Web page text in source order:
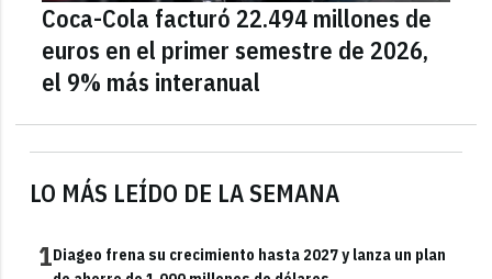
LO MÁS LEÍDO DE LA SEMANA
1Diageo frena su crecimiento hasta 2027 y lanza un plan
Coca-Cola facturó 22.494 millones de
euros en el primer semestre de 2026,
el 9% más interanual